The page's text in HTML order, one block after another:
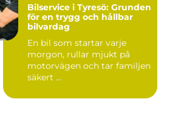
Bilservice i Tyresö: Grunden
för en trygg och hållbar
bilvardag
En bil som startar varje
morgon, rullar mjukt på
motorvägen och tar familjen
säkert ...